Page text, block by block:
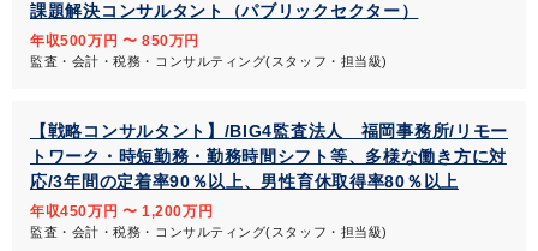
課題解決コンサルタント（パブリックセクター）
年収500万円 〜 850万円
監査・会計・税務・コンサルティング(スタッフ・担当級)
【戦略コンサルタント】/BIG4監査法人 福岡事務所/リモー
トワーク・時短勤務・勤務時間シフト等、多様な働き方に対
応/3年間の定着率90％以上、男性育休取得率80％以上
年収450万円 〜 1,200万円
監査・会計・税務・コンサルティング(スタッフ・担当級)